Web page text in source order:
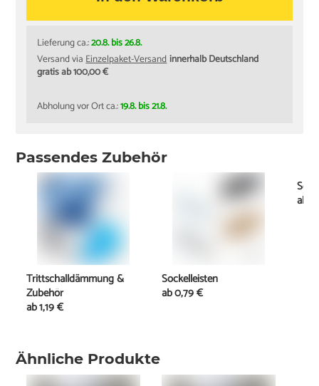
Lieferung ca.:20.8. bis 26.8.
Versand viaEinzelpaket-Versandinnerhalb Deutschland
gratis ab 100,00 €
Abholung vor Ort ca.:19.8. bis 21.8.
Ähnliche Produkte
Passendes Zubehör
Trittschalldämmung &
Zubehör
ab1,19 €
Sockelleisten
ab0,79 €
ab